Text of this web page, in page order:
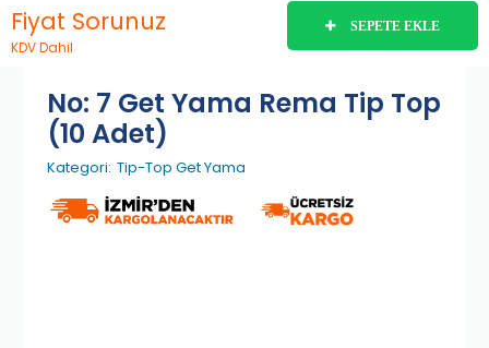
Fiyat Sorunuz
KDV Dahil
SEPETE EKLE
No: 7 Get Yama Rema Tip Top
(10 Adet)
Kategori: Tip-Top Get Yama